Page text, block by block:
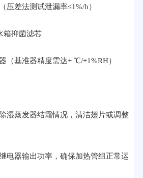
压差法测试泄漏率≤1%/h）
箱抑菌滤芯
（基准器精度需达± ℃/±1%RH）
湿蒸发器结霜情况，清洁翅片或调整
电器输出功率，确保加热管组正常运